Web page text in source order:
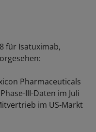
für Isatuximab,
Pharmaceuticals
III-Daten im Juli
im US-Markt